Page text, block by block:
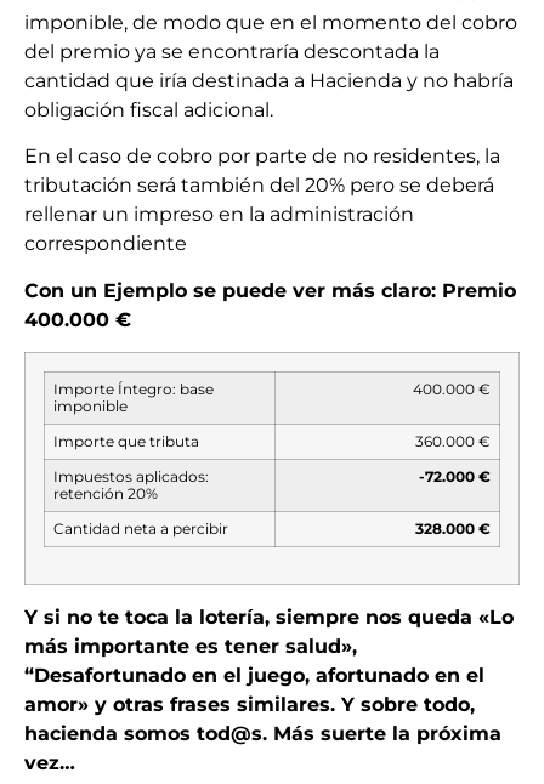
imponible, de modo que en el momento del cobro
del premio ya se encontraría descontada la
cantidad que iría destinada a Hacienda y no habría
obligación fiscal adicional.
En el caso de cobro por parte de no residentes, la
tributación será también del 20% pero se deberá
rellenar un impreso en la administración
correspondiente
Con un Ejemplo se puede ver más claro: Premio
400.000 €
Importe Íntegro: base
imponible
400.000 €
Importe que tributa 360.000 €
Impuestos aplicados:
retención 20%
-72.000 €
Cantidad neta a percibir 328.000 €
Y si no te toca la lotería, siempre nos queda «Lo
más importante es tener salud»,
“Desafortunado en el juego, afortunado en el
amor» y otras frases similares. Y sobre todo,
hacienda somos tod@s. Más suerte la próxima
vez…